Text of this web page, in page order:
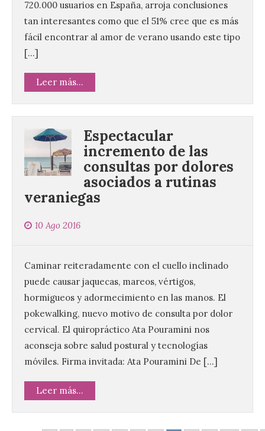
720.000 usuarios en España, arroja conclusiones
tan interesantes como que el 51% cree que es más
fácil encontrar al amor de verano usando este tipo
[…]
Leer más...
Espectacular
incremento de las
consultas por dolores
asociados a rutinas
veraniegas
10 Ago 2016
Caminar reiteradamente con el cuello inclinado
puede causar jaquecas, mareos, vértigos,
hormigueos y adormecimiento en las manos. El
pokewalking, nuevo motivo de consulta por dolor
cervical. El quiropráctico Ata Pouramini nos
aconseja sobre salud postural y tecnologías
móviles. Firma invitada: Ata Pouramini De […]
Leer más...
Brujería Fest Summer un
festival que se celebrará
el 11 de agosto en la
Bañeza
9 Ago 2026
Brujería Fest Summer
Edition, una nueva cita
musical de las fiestas
patronales. El salón de plenos del
Ayuntamiento de La Bañeza acogió el 4 de
agosto la presentación oficial del Brujería
Fest Summer […]
Este verano llega a la
primer eclipse solar total
en más de un siglo Y este
es el libro perfecto para
vivirlo como una experiencia inolvidable.
supieras exactamente por […]
Criosanabria promociona